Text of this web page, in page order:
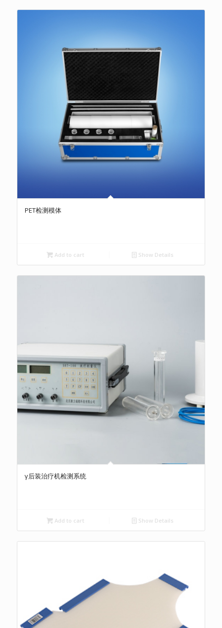
PET检测模体
Add to cart Show Details
γ后装治疗机检测系统
Add to cart Show Details